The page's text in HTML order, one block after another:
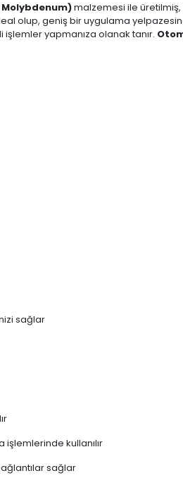
malzemesi ile üretilmiş,
olup, geniş bir uygulama
işlemler yapmanıza olanak tanır.
sağlar
işlemlerinde kullanılır
sağlar